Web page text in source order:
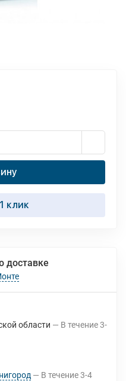
клик
доставке
области В течение3-
В течение3-4